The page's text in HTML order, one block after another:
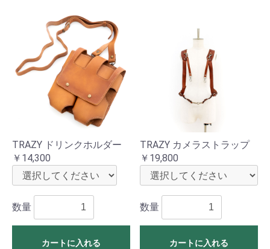
TRAZY ドリンクホルダー
￥14,300
数量
カートに入れる
TRAZY カメラストラップ
￥19,800
数量
カートに入れる